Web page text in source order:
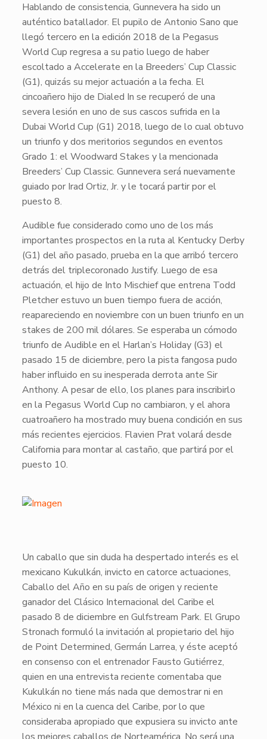
​Hablando de consistencia, Gunnevera ha sido un
auténtico batallador. El pupilo de Antonio Sano que
llegó tercero en la edición 2018 de la Pegasus
World Cup regresa a su patio luego de haber
escoltado a Accelerate en la Breeders’ Cup Classic
(G1), quizás su mejor actuación a la fecha. El
cincoañero hijo de Dialed In se recuperó de una
severa lesión en uno de sus cascos sufrida en la
Dubai World Cup (G1) 2018, luego de lo cual obtuvo
un triunfo y dos meritorios segundos en eventos
Grado 1: elWoodward Stakes y la mencionada
Breeders’ Cup Classic. Gunnevera será nuevamente
guiado por Irad Ortiz, Jr. y le tocará partir por el
puesto 8.
Audible fue considerado como uno de los más
importantes prospectos en la ruta al Kentucky Derby
(G1) del año pasado, prueba en la que arribó tercero
detrás del triplecoronado Justify. Luego de esa
actuación, el hijo de Into Mischiefque entrena Todd
Pletcherestuvo un buen tiempo fuera de acción,
reapareciendo en noviembre con un buen triunfo en un
stakes de 200 mil dólares. Se esperaba un cómodo
triunfo de Audible en el Harlan’s Holiday(G3) el
pasado 15 de diciembre, pero la pista fangosa pudo
haber influido en su inesperada derrota ante Sir
Anthony. A pesar de ello, los planes para inscribirlo
en la Pegasus World Cup no cambiaron, y el ahora
cuatroañero ha mostrado muy buena condición en sus
más recientes ejercicios. Flavien Pratvolará desde
California para montar al castaño, que partirá por el
puesto 10.
​Un caballo que sin duda ha despertado interés es el
mexicano Kukulkán, invicto en catorce actuaciones,
Caballo del Año en su país de origen y reciente
ganador delClásico Internacional del Caribe el
pasado 8 de diciembre en Gulfstream Park. ElGrupo
Stronach formuló la invitación al propietario del hijo
de Point Determined, Germán Larrea, y éste aceptó
en consenso con el entrenador Fausto Gutiérrez,
quien en una entrevista reciente comentaba que
Kukulkán no tiene más nada que demostrar ni en
México ni en la cuenca delCaribe, por lo que
consideraba apropiado que expusiera su invicto ante